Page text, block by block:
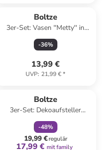
Boltze
3er-Set: Vasen ''Metty'' in
Beige - (H)10 cm
-36%
13,99 €
UVP: 21,99 €*
Boltze
3er-Set: Dekoaufsteller
"Tikva" in Creme/ Hellbraun
-48%
19,99 €regulär
17,99 € mit family